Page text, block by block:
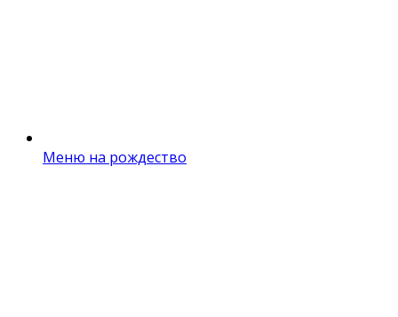
Меню на рождество